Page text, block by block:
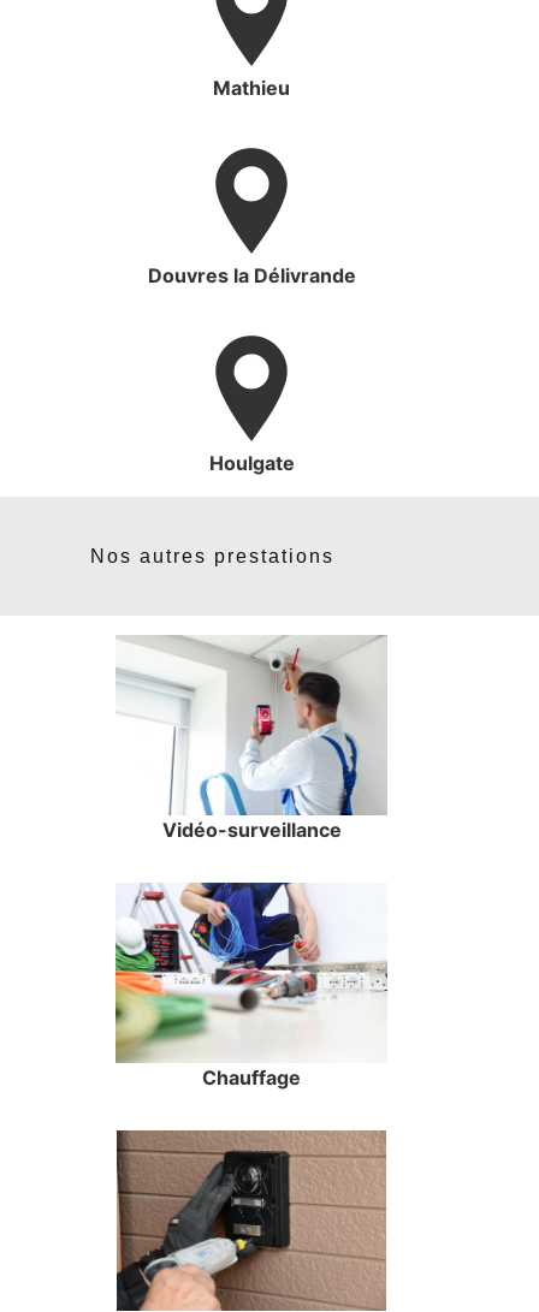
Mathieu
Douvres la Délivrande
Houlgate
Nos autres prestations
Vidéo-surveillance
Chauffage